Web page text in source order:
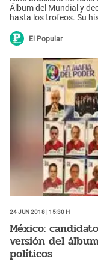
Álbum del Mundial y
hasta los trofeos. Su
El Popular
24 Jun 2018 | 15:30 h
México:
versión del
políticos